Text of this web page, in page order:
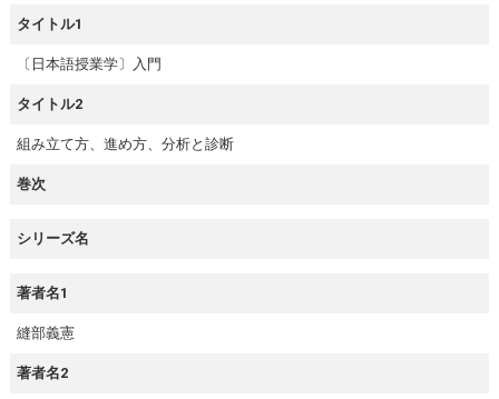
タイトル1
〔日本語授業学〕入門
タイトル2
組み立て方、進め方、分析と診断
巻次
シリーズ名
著者名1
縫部義憲
著者名2